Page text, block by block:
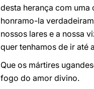
desta herança com
honramo-la
nossos lares e a nossa
quer tenhamos de ir até
Que os mártires
fogo do amor divino.